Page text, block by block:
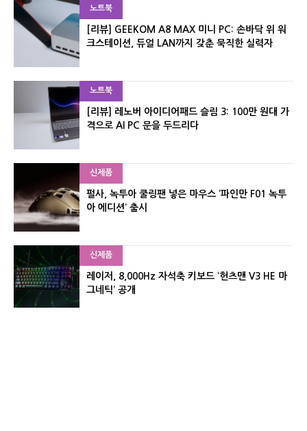
노트북
[리뷰] GEEKOM A8 MAX 미니 PC: 손바닥 위 워
크스테이션, 듀얼 LAN까지 갖춘 묵직한 실력자
노트북
[리뷰] 레노버 아이디어패드 슬림 3: 100만 원대 가
격으로 AI PC 문을 두드리다
신제품
펄사, 녹투아 쿨링팬 넣은 마우스 ‘파인만 F01 녹투
아 에디션’ 출시
신제품
레이저, 8,000Hz 자석축 키보드 ‘헌츠맨 V3 HE 마
그네틱’ 공개